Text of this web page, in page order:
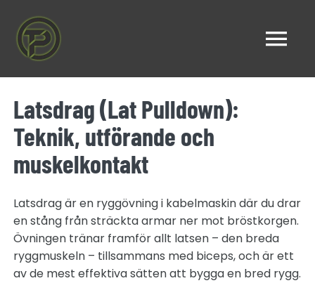
webbplatsen
PT ONLINE
PROGRAM
ARTIKLAR
Latsdrag (Lat Pulldown):
Teknik, utförande och
muskelkontakt
Latsdrag är en ryggövning i kabelmaskin där du drar
en stång från sträckta armar ner mot bröstkorgen.
Övningen tränar framför allt latsen – den breda
ryggmuskeln – tillsammans med biceps, och är ett
av de mest effektiva sätten att bygga en bred rygg.